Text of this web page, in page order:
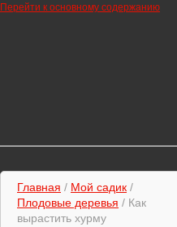
Перейти к основному содержанию
Главная / Мой садик /
Плодовые деревья / Как
вырастить хурму